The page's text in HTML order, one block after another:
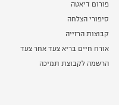
פורום דיאטה
סיפורי הצלחה
קבוצות הרזייה
אורח חיים בריא צעד אחר צעד
הרשמה לקבוצת תמיכה